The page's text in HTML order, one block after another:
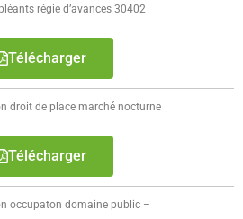
Municipaux
régie d’avances 30402
Télécharger
droit de place marché nocturne
Télécharger
occupaton domaine public –